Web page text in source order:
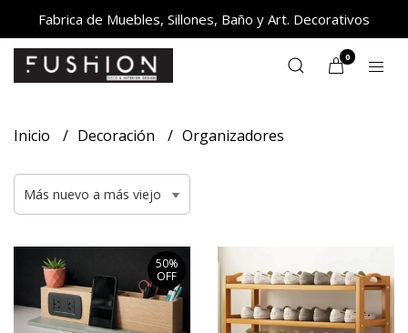
Fabrica de Muebles, Sillones, Baño y Art. Decorativos
0
Inicio Decoración Organizadores
50%
OFF